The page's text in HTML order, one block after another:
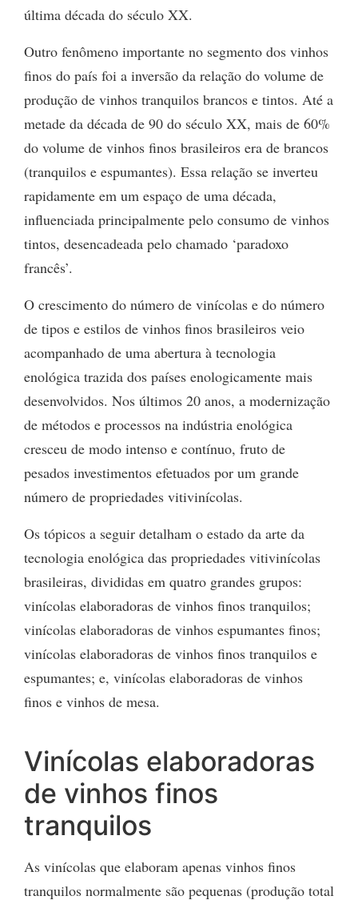
última década do século XX.
Outro fenômeno importante no segmento dos vinhos
finos do país foi a inversão da relação do volume de
produção de vinhos tranquilos brancos e tintos. Até a
metade da década de 90 do século XX, mais de 60%
do volume de vinhos finos brasileiros era de brancos
(tranquilos e espumantes). Essa relação se inverteu
rapidamente em um espaço de uma década,
influenciada principalmente pelo consumo de vinhos
tintos, desencadeada pelo chamado ‘paradoxo
francês’.
O crescimento do número de vinícolas e do número
de tipos e estilos de vinhos finos brasileiros veio
acompanhado de uma abertura à tecnologia
enológica trazida dos países enologicamente mais
desenvolvidos. Nos últimos 20 anos, a modernização
de métodos e processos na indústria enológica
cresceu de modo intenso e contínuo, fruto de
pesados investimentos efetuados por um grande
número de propriedades vitivinícolas.
Os tópicos a seguir detalham o estado da arte da
tecnologia enológica das propriedades vitivinícolas
brasileiras, divididas em quatro grandes grupos:
vinícolas elaboradoras de vinhos finos tranquilos;
vinícolas elaboradoras de vinhos espumantes finos;
vinícolas elaboradoras de vinhos finos tranquilos e
espumantes; e, vinícolas elaboradoras de vinhos
finos e vinhos de mesa.
Vinícolas elaboradoras
de vinhos finos
tranquilos
As vinícolas que elaboram apenas vinhos finos
tranquilos normalmente são pequenas (produção total